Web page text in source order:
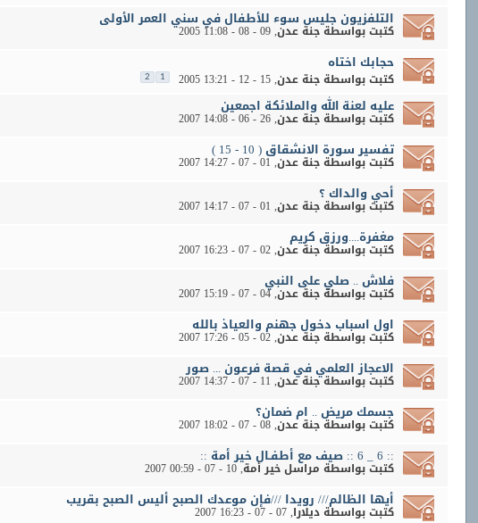
التلفزيون جليس سوء للأطفال في سني العمر الأولى
كتبت بواسطةجنة عدن‏, 09 - 08 - 2005 11:08
حجابك اختاه
كتبت بواسطةجنة عدن‏, 15 - 12 - 2005 13:21
1
2
عليه لعنة الله والملائكة اجمعين
كتبت بواسطةجنة عدن‏, 26 - 06 - 2007 14:08
تفسير سورة الانشقاق ( 10 - 15 )
كتبت بواسطةجنة عدن‏, 01 - 07 - 2007 14:27
أحي والداك ؟
كتبت بواسطةجنة عدن‏, 01 - 07 - 2007 14:17
مغفرة....ورزق كريم
كتبت بواسطةجنة عدن‏, 02 - 07 - 2007 16:23
فلاش .. صلي على النبي
كتبت بواسطةجنة عدن‏, 04 - 07 - 2007 15:19
اول اسباب دخول جهنم والعياذ بالله
كتبت بواسطةجنة عدن‏, 02 - 05 - 2007 17:26
الاعجاز العلمي في قصة فرعون ... صور
كتبت بواسطةجنة عدن‏, 11 - 07 - 2007 14:37
جسمك مريض .. ام ضمان؟
كتبت بواسطةجنة عدن‏, 08 - 07 - 2007 18:02
:: 6 _ 6 :: صيف مع أطفـال خير أمة ::
كتبت بواسطة مراسل خير أمة‏, 10 - 07 - 2007 00:59
أيها الظالم/// رويدا ///فإن موعدك الصبح أليس الصبح بقريب
كتبت بواسطةديلارا‏, 07 - 07 - 2007 16:23